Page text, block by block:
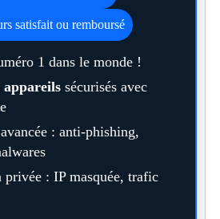
satisfait ou remboursé
1 dans le monde !
appareilssécurisés avec
: anti-phishing,
: IP masquée, trafic